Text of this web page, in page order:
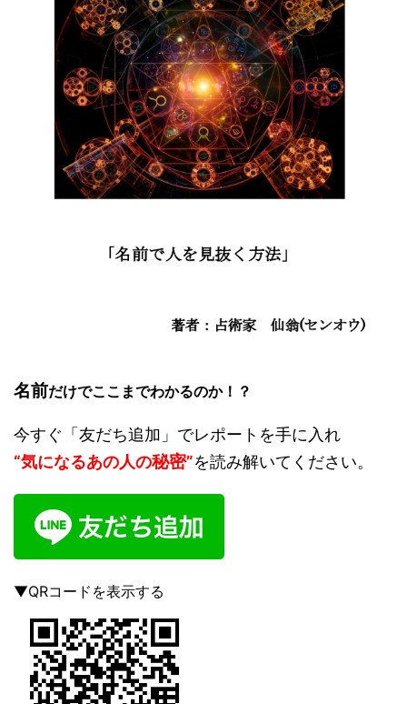
名前だけでここまでわかるのか！？
今すぐ「友だち追加」でレポートを手に入れ
“気になるあの人の秘密”を読み解いてください。
▼QRコードを表示する